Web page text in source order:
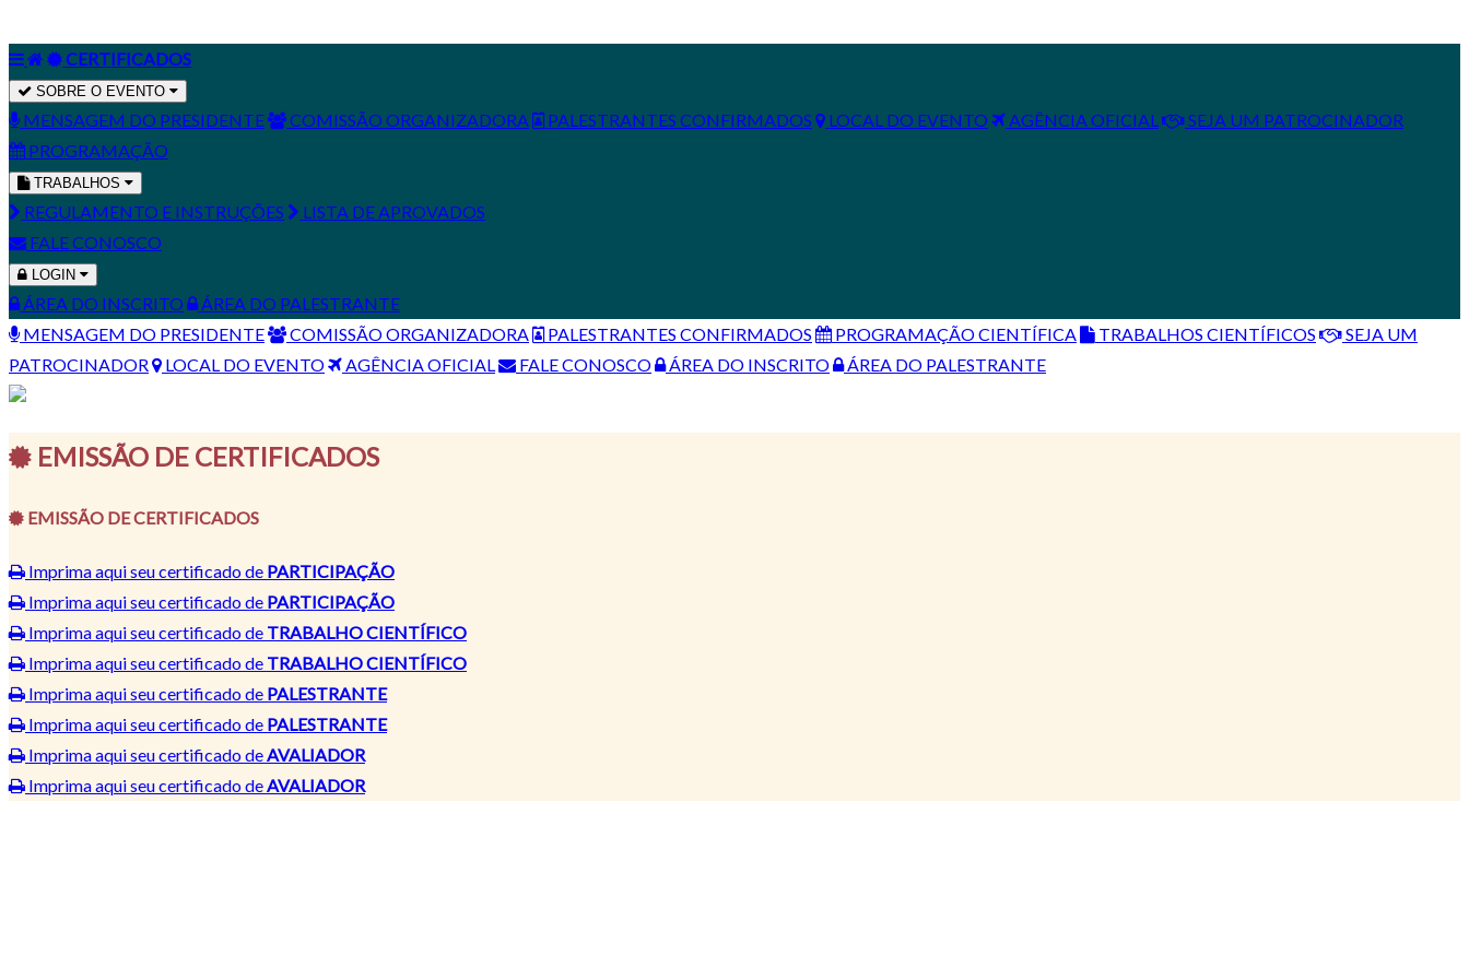
CERTIFICADOS
SOBRE O EVENTO
MENSAGEM DO PRESIDENTE COMISSÃO ORGANIZADORA PALESTRANTES CONFIRMADOS LOCAL DO EVENTO AGÊNCIA OFICIAL
SEJA UM PATROCINADOR
PROGRAMAÇÃO
TRABALHOS
REGULAMENTO E INSTRUÇÕES
LISTA DE APROVADOS
FALE CONOSCO
LOGIN
ÁREA DO INSCRITO
ÁREA DO PALESTRANTE
MENSAGEM DO PRESIDENTE
COMISSÃO ORGANIZADORA PALESTRANTES CONFIRMADOS PROGRAMAÇÃO CIENTÍFICA TRABALHOS CIENTÍFICOS
SEJA UM
PATROCINADOR
LOCAL DO EVENTO AGÊNCIA OFICIAL FALE CONOSCO ÁREA DO INSCRITO ÁREA DO PALESTRANTE
EMISSÃO DE CERTIFICADOS
EMISSÃO DE CERTIFICADOS
Imprima aqui seu certificado de PARTICIPAÇÃO
Imprima aqui seu certificado de PARTICIPAÇÃO
Imprima aqui seu certificado de TRABALHO CIENTÍFICO
Imprima aqui seu certificado de TRABALHO CIENTÍFICO
Imprima aqui seu certificado de PALESTRANTE
Imprima aqui seu certificado de PALESTRANTE
Imprima aqui seu certificado deAVALIADOR
Imprima aqui seu certificado deAVALIADOR